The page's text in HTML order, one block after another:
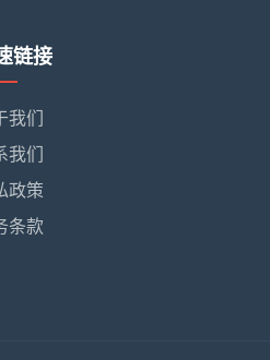
链接
我们
我们
政策
条款